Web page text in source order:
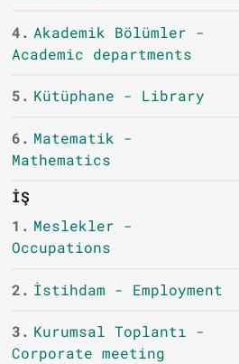
4. Akademik Bölümler -
Academic departments
5. Kütüphane - Library
6. Matematik -
Mathematics
İŞ
1. Meslekler -
Occupations
2. İstihdam - Employment
3. Kurumsal Toplantı -
Corporate meeting